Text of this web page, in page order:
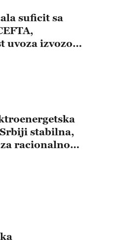
suficit sa
uvoza izvozom
odsto
stabilna,
racionalnom
struje